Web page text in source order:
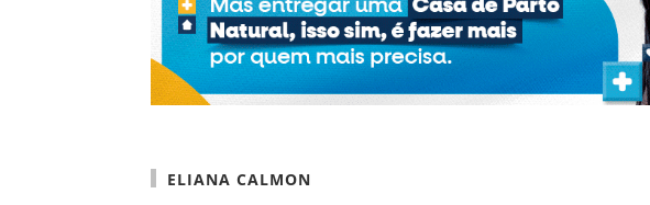
ELIANA CALMON